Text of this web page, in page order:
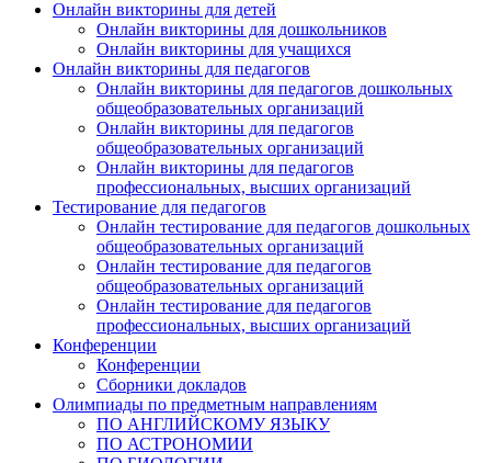
Онлайн викторины для детей
Онлайн викторины для дошкольников
Онлайн викторины для учащихся
Онлайн викторины для педагогов
Онлайн викторины для педагогов дошкольных
общеобразовательных организаций
Онлайн викторины для педагогов
общеобразовательных организаций
Онлайн викторины для педагогов
профессиональных, высших организаций
Тестирование для педагогов
Онлайн тестирование для педагогов дошкольных
общеобразовательных организаций
Онлайн тестирование для педагогов
общеобразовательных организаций
Онлайн тестирование для педагогов
профессиональных, высших организаций
Конференции
Конференции
Сборники докладов
Олимпиады по предметным направлениям
ПО АНГЛИЙСКОМУ ЯЗЫКУ
ПО АСТРОНОМИИ